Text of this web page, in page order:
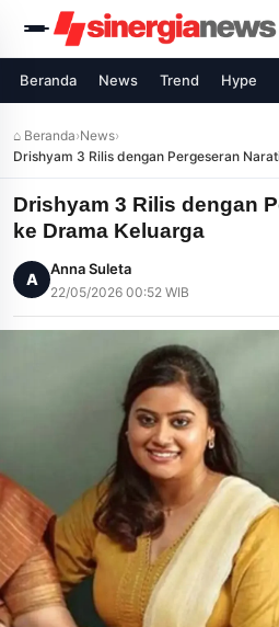
Beranda News Trend Hype
⌂ Beranda›News›
Drishyam 3 Rilis dengan Pergeseran
Drishyam 3 Rilis dengan
ke Drama Keluarga
A
Anna Suleta
22/05/2026 00:52 WIB